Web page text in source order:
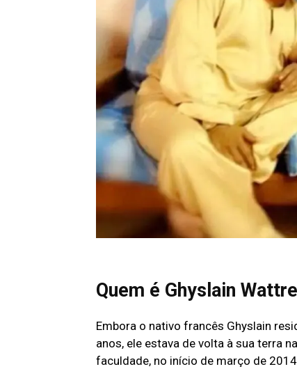
Quem é Ghyslain
Embora o nativo francês Ghyslain
anos, ele estava de volta à sua terra
faculdade, no início de março de